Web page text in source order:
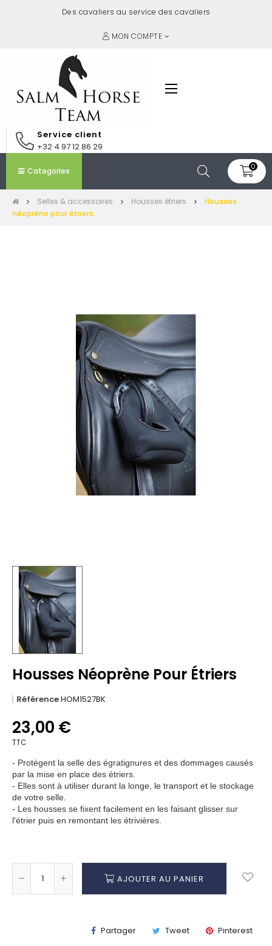
Des cavaliers au service des cavaliers
MON COMPTE
Basculer
☰
Service client
+32 4 97 12 86 29
Categories 0
Selles & accessoires Housses étriers
Housses
néoprène pour étriers
Housses Néoprène Pour Étriers
RéférenceHOM1527BK
23,00 €
TTC
- Protègent la selle des égratignures et des dommages causés
par la mise en place des étriers.
- Elles sont à utiliser durant la longe, le transport et le stockage
de votre selle.
- Les housses se fixent facilement en les faisant glisser sur
l'étrier puis en remontant les étrivières.
AJOUTER AU PANIER
Partager Tweet Pinterest